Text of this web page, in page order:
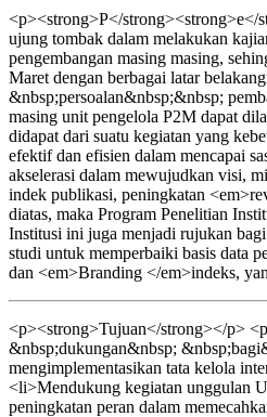
<p><strong>P</strong><strong>e</
ujung tombak dalam melakukan
pengembangan masing masing,
Maret dengan berbagai latar
&nbsp;persoalan&nbsp;&nbsp;
masing unit pengelola P2M dapat
didapat dari suatu kegiatan yang
efektif dan efisien dalam mencapai
akselerasi dalam mewujudkan visi,
indek publikasi, peningkatan
diatas, maka Program Penelitian
Institusi ini juga menjadi rujukan
studi untuk memperbaiki basis data
dan <em>Branding </em>indeks,
<p><strong>Tujuan</strong></p>
&nbsp;dukungan&nbsp;
mengimplementasikan tata kelola
<li>Mendukung kegiatan unggulan
peningkatan peran dalam